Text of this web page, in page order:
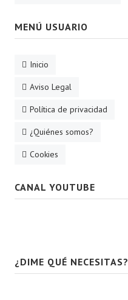
MENÚ USUARIO
Inicio
Aviso Legal
Política de privacidad
¿Quiénes somos?
Cookies
CANAL YOUTUBE
¿DIME QUÉ NECESITAS?